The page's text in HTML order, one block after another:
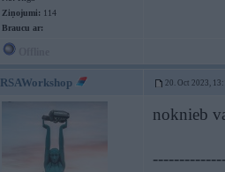
Ziņojumi: 114
Braucu ar:
RSAWorkshop 20. Oct 2023,
noknieb